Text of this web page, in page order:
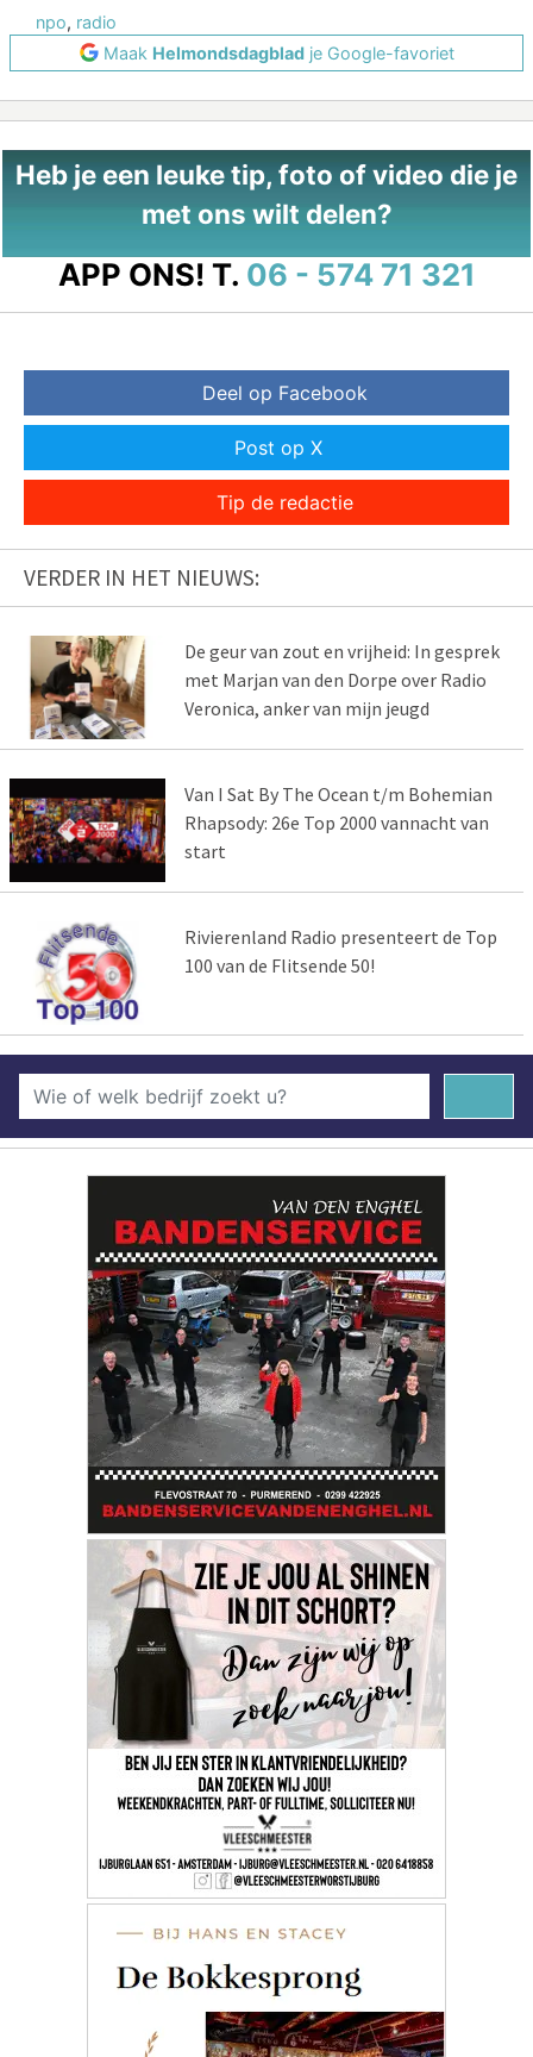
npo, radio
Maak Helmondsdagbladje Google-favoriet
Heb je een leuke tip, foto of video die je
met ons wilt delen?
APP ONS! T. 06 - 574 71 321
Deel op Facebook
Post op X
Tip de redactie
VERDER IN HET NIEUWS:
De geur van zout en vrijheid: In gesprek
met Marjan van den Dorpe over Radio
Veronica, anker van mijn jeugd
Van I Sat By The Ocean t/m Bohemian
Rhapsody: 26e Top 2000 vannacht van
start
Rivierenland Radio presenteert de Top
100 van de Flitsende 50!